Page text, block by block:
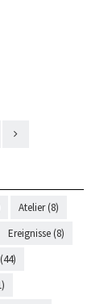
Atelier (8)
Ereignisse (8)